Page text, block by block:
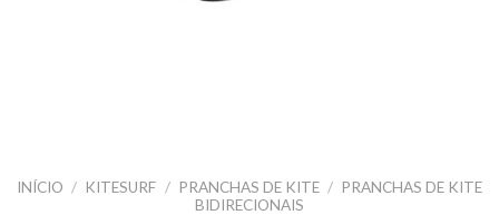
INÍCIO / KITESURF / PRANCHAS DE KITE / PRANCHAS DE KITE
BIDIRECIONAIS